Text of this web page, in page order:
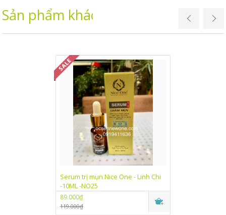
Sản phẩm khác
Serum trị mụn Nice One - Linh Chi
-10ML -NO25
89.000₫
119.000₫